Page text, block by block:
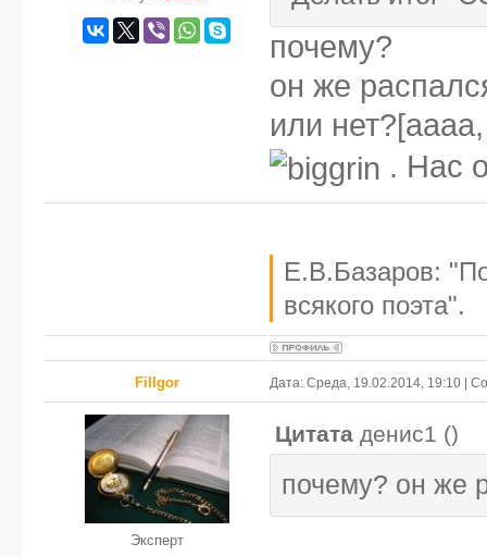
почему?
он же
или
. Нас
Е.В.Базаров:
всякого поэта".
FilIgor Дата: Среда, 19.02.2014, 19:10 |
Эксперт
Цитата денис1 ()
почему? он же